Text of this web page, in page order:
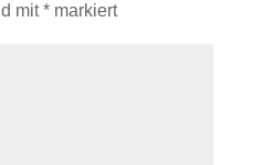
mit*markiert